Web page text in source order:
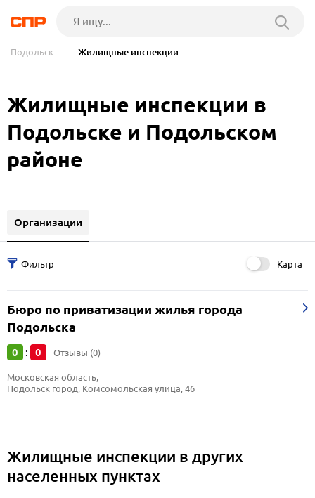
Подольск — Жилищные инспекции
Жилищные инспекции в
Подольске и Подольском
районе
Организации
Карта
Бюро по приватизации жилья города
Подольска
0 : 0 Отзывы (0)
Московская область,
Подольск город, Комсомольская улица, 46
Жилищные инспекции в других
населенных пунктах